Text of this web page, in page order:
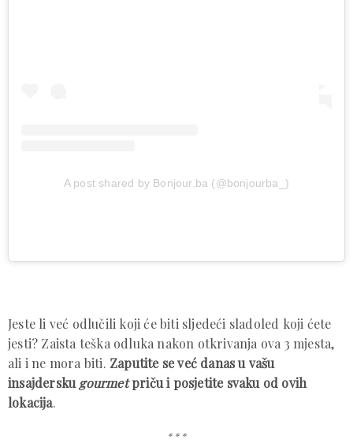
A post shared by Bonjour.ba (@bonjourba_)
Jeste li već odlučili koji će biti sljedeći sladoled koji ćete
jesti? Zaista teška odluka nakon otkrivanja ova 3 mjesta,
ali i ne mora biti. Zaputite se već danas u vašu
insajderskugourmetpriču i posjetite svaku od ovih
lokacija.
* * *